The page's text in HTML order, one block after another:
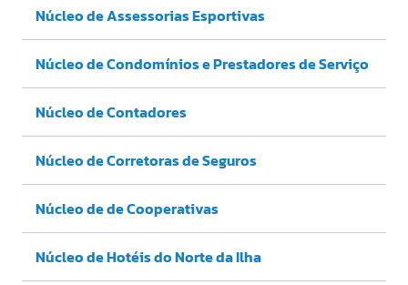
Núcleo de Assessorias Esportivas
Núcleo de Condomínios e Prestadores de Serviço
Núcleo de Contadores
Núcleo de Corretoras de Seguros
Núcleo de de Cooperativas
Núcleo de Hotéis do Norte da Ilha